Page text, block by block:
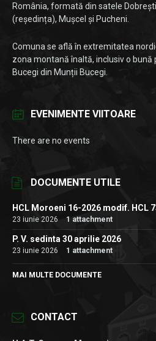
România, formată din satele
(reședința), Mușcel și Pucheni.
Comuna se află în extremitatea
zona montană înaltă, inclusiv o bună
Bucegi din Munții Bucegi.
EVENIMENTE VIITOARE
There are no events
DOCUMENTE UTILE
HCL Moroeni 16-2026 modif. HCL
23 iunie 2026 1 attachment
P. V. sedinta 30 aprilie 2026
23 iunie 2026 1 attachment
MAI MULTE DOCUMENTE
CONTACT